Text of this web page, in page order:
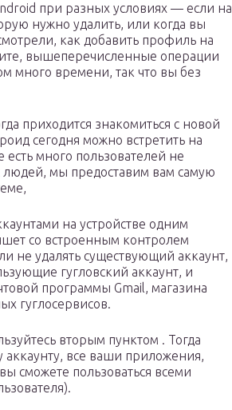
при разных условиях — если на
нужно удалить, или когда вы
как добавить профиль на
вышеперечисленные операции
много времени, так что вы без
приходится знакомиться с новой
сегодня можно встретить на
много пользователей не
людей, мы предоставим вам самую
на устройстве одним
со встроенным контролем
не удалять существующий аккаунт,
гугловский аккаунт, и
программы Gmail, магазина
гуглосервисов.
вторым пунктом . Тогда
аккаунту, все ваши приложения,
сможете пользоваться всеми